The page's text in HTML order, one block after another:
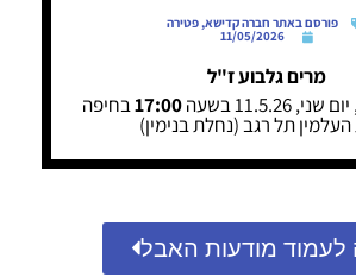
פורסם באתר חברה קדישא,פטירה
11/05/2026
מרים גלבוע ז"ל
שני, 11.5.26 בשעה 17:00בחיפה
תל רגב (נחלת בנימין)
לעמוד מודעות האבל